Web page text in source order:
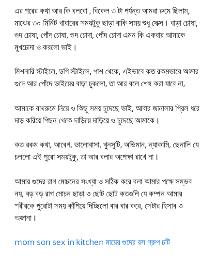
এর পরের কথা আর কি বলবো , বিকেল ৩ টা পর্যন্ত আমরা রুমে ছিলাম,
মাঝের ৩০ মিনিট খাবারের সময়টুকু ছাড়া বাকি সময় শুধু সেক্স। বাড়া চোষা,
গুদ চোষা, পোঁদ চোষা, গুদ চোদা, পোঁদ চোদা এমন কি একবার আমাকে
মুখচোদা ও করলো ভাই।
মিশনারি স্টাইলে, ডগি স্টাইলে, পাশ থেকে, এইভাবে কত রকমভাবে আমার
গুদে আর পোঁদে ভাইয়ের বাড়া ঢুকলো, তা আর বলে শেষ করা যাবে না,
আমাকে বাথরুমে নিয়ে ও কিছু সময় চুদেছে ভাই, আবার জানালার গ্রিল ধরে
দাড় করিয়ে পিছন থেকে দাড়িয়ে দাড়িয়ে ও চুদেছে আমাকে।
কত রকম কথা, আবেগ, ভালোবাসা, খুনসুটি, অভিমান, ন্যাকামি, ছেনালি যে
চললো এই পুরো সময়টুকু, তা আর বলার অপেক্ষা রাখে না।
আমার গুদের রাগ মোচনের সংখ্যা ও সঠিক করে বলা আমার পক্ষে সম্ভব
নয়, বড় বড় রাগ মোচন ছাড়া ও ছোট ছোট কতগুলি যে কম্পন আমার
শরীরকে পুরোটা সময় কাঁপিয়ে দিচ্ছিলো বার বার করে, সেটার হিসাব ও
অজানা।
mom son sex in kitchen মায়ের গুদের রস গ্রুপ চটি